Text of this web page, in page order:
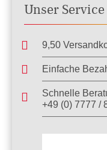
Unser Service
9,50
Einfache
Schnelle
+49 (0) 7777 /